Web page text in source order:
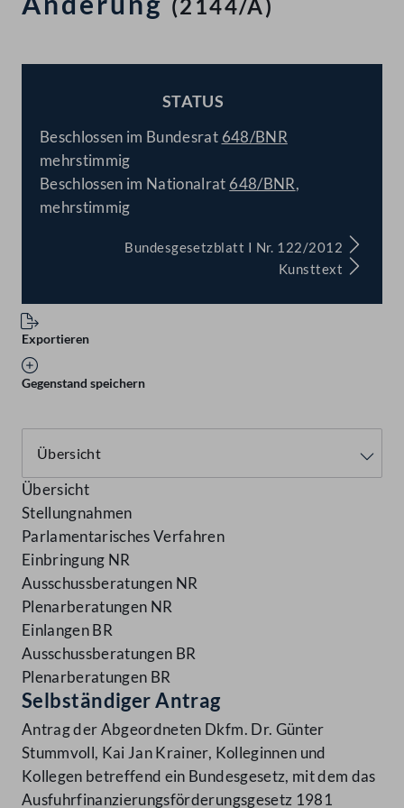
(2144/A)
STATUS
Beschlossen im Bundesrat 648/BNR
mehrstimmig
Beschlossen im Nationalrat 648/BNR,
mehrstimmig
Bundesgesetzblatt I Nr. 122/2012
Kunsttext
Exportieren
Gegenstand speichern
Übersicht
Stellungnahmen
Parlamentarisches Verfahren
Einbringung NR
Ausschussberatungen NR
Plenarberatungen NR
Einlangen BR
Ausschussberatungen BR
Plenarberatungen BR
Selbständiger Antrag
Antrag der Abgeordneten Dkfm. Dr. Günter
Stummvoll, Kai Jan Krainer, Kolleginnen und
Kollegen betreffend ein Bundesgesetz, mit dem das
Ausfuhrfinanzierungsförderungsgesetz 1981